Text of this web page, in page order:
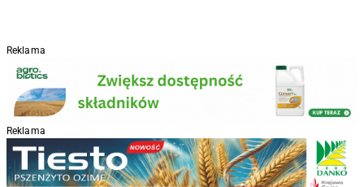
Reklama
Reklama